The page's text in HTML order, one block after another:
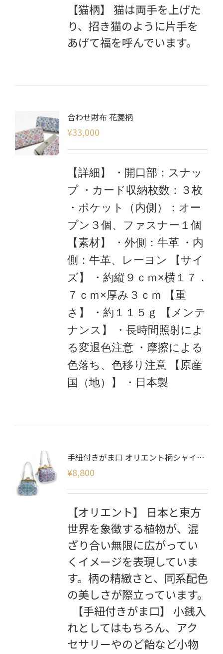
【猫柄】 猫は両手を上げた
り、招き猫のように片手を
あげて福を呼んでいます。
合わせ財布 花菱柄
¥33,000
【詳細】
・開口部：スナッ
プ ・カード収納枚数：３枚
・ポケット（内側）：オー
プン３個、ファスナー１個
【素材】
・外側：牛革 ・内
側：牛革、レーヨン
【サイ
ズ】
・約縦９ｃｍ×横１７．
７ｃｍ×厚み３ｃｍ
【重
さ】
・約１１５ｇ
【メンテ
ナンス】
・長時間照射によ
る変退色注意 ・摩擦による
色落ち、色移り注意
【原産
国（地）】
・日本製
手紐付きがま口 オリエント柄シャイニー
¥8,800
【オリエント】 日本と東方
世界を象徴する植物が、混
ざり合い無限に広がってい
くイメージを表現していま
す。柄の精緻さと、同系配色
の美しさが際立っています。
【手紐付きがま口】 小銭入
れとしてはもちろん、アク
セサリーやのど飴など小物